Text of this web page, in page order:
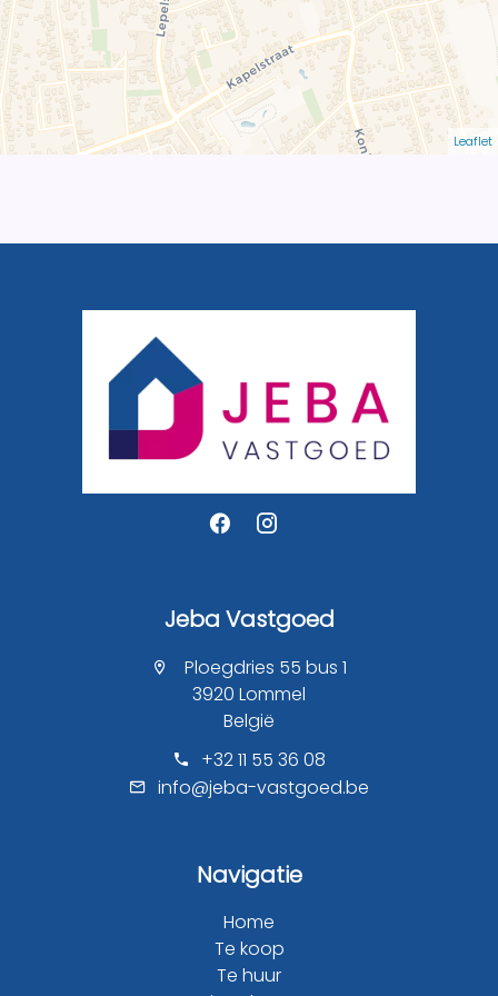
Leaflet
Jeba Vastgoed
Ploegdries 55 bus 1
3920 Lommel
België
+32 11 55 36 08
info@jeba-vastgoed.be
Navigatie
Home
Te koop
Te huur